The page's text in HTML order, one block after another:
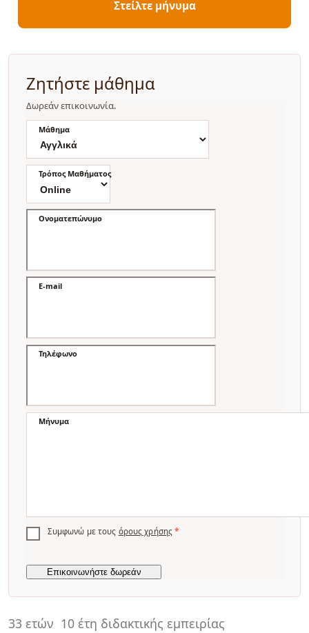
33 ετών 10 έτη διδακτικής εμπειρίας
Στείλτε μήνυμα
Ζητήστε μάθημα
Δωρεάν επικοινωνία.
Μάθημα
Τρόπος Μαθήματος
Ονοματεπώνυμο
E-mail
Τηλέφωνο
Μήνυμα
Συμφωνώ με τους όρους χρήσης *